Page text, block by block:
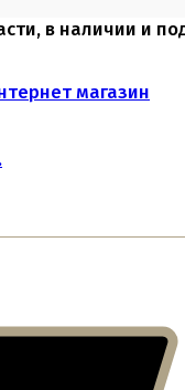
в наличии и